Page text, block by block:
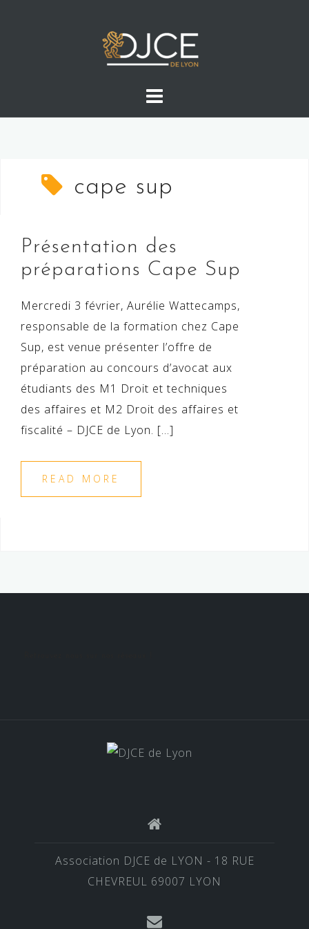
cape sup
Présentation des
préparations Cape Sup
Mercredi 3 février, Aurélie Wattecamps,
responsable de la formation chez Cape
Sup, est venue présenter l’offre de
préparation au concours d’avocat aux
étudiants des M1 Droit et techniques
des affaires et M2 Droit des affaires et
fiscalité – DJCE de Lyon. […]
READ MORE
Association DJCE de LYON - 18 RUE
CHEVREUL 69007 LYON